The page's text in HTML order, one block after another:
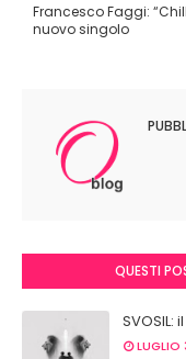
Francesco Faggi:
nuovo singolo
QUESTI
SVOSIL:
LUGLIO